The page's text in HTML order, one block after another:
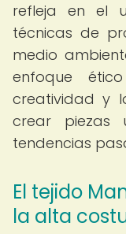
refleja en el
técnicas de
medio
enfoque
creatividad y
crear piezas
tendencias
El tejido
la alta